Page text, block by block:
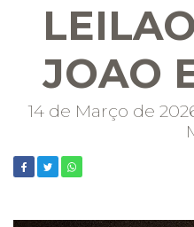
JOAO
14 de Março de